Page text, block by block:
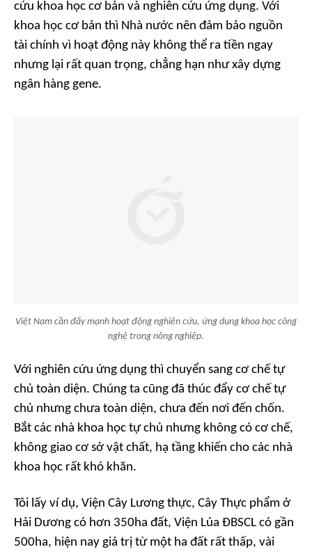
cứu khoa học cơ bản và nghiên cứu ứng dụng. Với
khoa học cơ bản thì Nhà nước nên đảm bảo nguồn
tài chính vì hoạt động này không thể ra tiền ngay
nhưng lại rất quan trọng, chẳng hạn như xây dựng
ngân hàng gene.
Việt Nam cần đẩy mạnh hoạt động nghiên cứu, ứng dụng khoa học công
nghệ trong nông nghiệp.
Với nghiên cứu ứng dụng thì chuyển sang cơ chế tự
chủ toàn diện. Chúng ta cũng đã thúc đẩy cơ chế tự
chủ nhưng chưa toàn diện, chưa đến nơi đến chốn.
Bắt các nhà khoa học tự chủ nhưng không có cơ chế,
không giao cơ sở vật chất, hạ tầng khiến cho các nhà
khoa học rất khó khăn.
Tôi lấy ví dụ, Viện Cây Lương thực, Cây Thực phẩm ở
Hải Dương có hơn 350ha đất, Viện Lúa ĐBSCL có gần
500ha, hiện nay giá trị từ một ha đất rất thấp, vài